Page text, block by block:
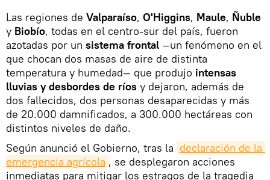
Las regiones de Valparaíso, O'Higgins, Maule, Ñuble
y Biobío, todas en el centro-sur del país, fueron
azotadas por un sistema frontal —un fenómeno en el
que chocan dos masas de aire de distinta
temperatura y humedad— que produjo intensas
lluvias y desbordes de ríos y dejaron, además de
dos fallecidos, dos personas desaparecidas y más
de 20.000 damnificados, a 300.000 hectáreas con
distintos niveles de daño.
Según anunció el Gobierno, tras la declaración de la
emergencia agrícola , se desplegaron acciones
inmediatas para mitigar los estragos de la tragedia